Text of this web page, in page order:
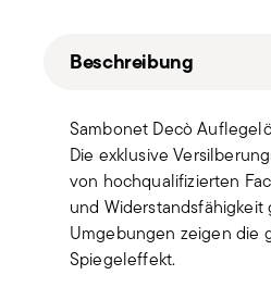
Beschreibung
Sambonet Decò
Die exklusive
von hochqualifizierten
und
Umgebungen zeigen die
Spiegeleffekt.